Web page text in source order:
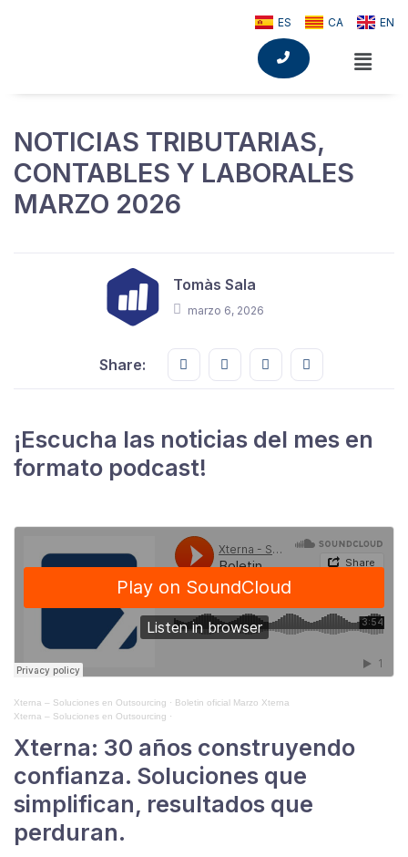
ES CA EN
NOTICIAS TRIBUTARIAS,
CONTABLES Y LABORALES
MARZO 2026
Tomàs Sala
marzo 6, 2026
Share: Share this on FaceBook
Share this on Twitter
Share this on GMail
Share this on
¡Escucha las noticias del mes en
formato podcast!
Xterna – Soluciones en Outsourcing · Boletin oficial Marzo Xterna
Xterna – Soluciones en Outsourcing ·
Xterna: 30 años construyendo
confianza. Soluciones que
simplifican, resultados que
perduran.